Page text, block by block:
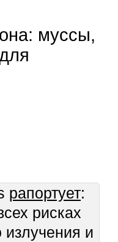
муссы,
рапортует:
рисках
излучения и